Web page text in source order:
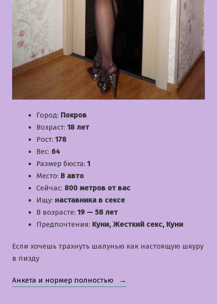
Город: Покров
Возраст: 18 лет
Рост: 178
Вес: 64
Размер бюста: 1
Место: В авто
Сейчас: 800 метров от вас
Ищу: наставника в сексе
В возрасте: 19 — 58 лет
Предпочтения: Куни, Жесткий секс, Куни
Если хочешь трахнуть шалунью как настоящую шкуру
в пизду
Анкета и нормер полностью «Лерочка»